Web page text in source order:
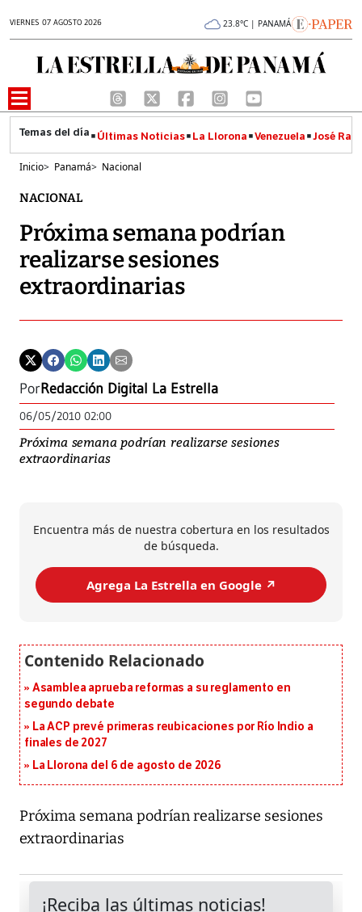
VIERNES 07 AGOSTO 2026 23.8°C | PANAMÁ
Últimas Noticias La Llorona Venezuela José
Inicio> Panamá> Nacional
NACIONAL
Próxima semana podrían
realizarse sesiones
extraordinarias
PorRedacción Digital La Estrella
06/05/2010 02:00
Próxima semana podrían realizarse sesiones
extraordinarias
Encuentra más de nuestra cobertura en los resultados
de búsqueda.
Agrega La Estrella en Google ↗️
Asamblea aprueba reformas a su reglamento en
segundo debate
La ACP prevé primeras reubicaciones por Río Indio a
finales de 2027
La Llorona del 6 de agosto de 2026
Próxima semana podrían realizarse sesiones
extraordinarias